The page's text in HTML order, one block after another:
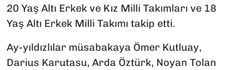
20 Yaş Altı Erkek ve Kız Milli Takımları ve 18
Yaş Altı Erkek Milli Takımı takip etti.
Ay-yıldızlılar müsabakaya Ömer Kutluay,
Darius Karutasu, Arda Öztürk, Noyan Tolan